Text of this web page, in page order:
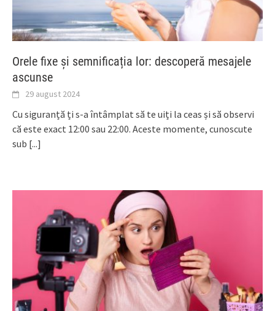
Orele fixe și semnificația lor: descoperă mesajele
ascunse
29 august 2024
Cu siguranță ți s-a întâmplat să te uiți la ceas și să observi
că este exact 12:00 sau 22:00. Aceste momente, cunoscute
sub [...]